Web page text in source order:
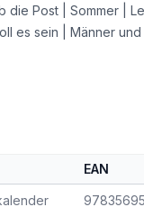
die Post | Sommer |
es sein | Männer
EAN